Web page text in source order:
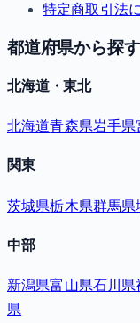
特定商取引法
都道府県から探す
北海道・東北
北海道青森県岩手県
関東
茨城県栃木県群馬県
中部
新潟県富山県石川県
県